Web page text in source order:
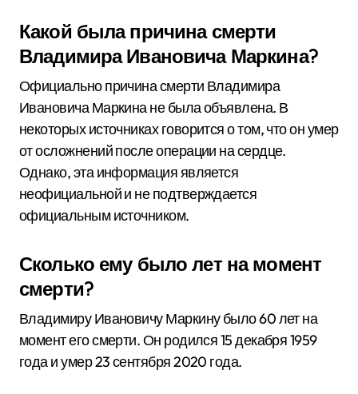
Какой была причина смерти
Владимира Ивановича Маркина?
Официально причина смерти Владимира
Ивановича Маркина не была объявлена. В
некоторых источниках говорится о том, что он умер
от осложнений после операции на сердце.
Однако, эта информация является
неофициальной и не подтверждается
официальным источником.
Сколько ему было лет на момент
смерти?
Владимиру Ивановичу Маркину было 60 лет на
момент его смерти. Он родился 15 декабря 1959
года и умер 23 сентября 2020 года.